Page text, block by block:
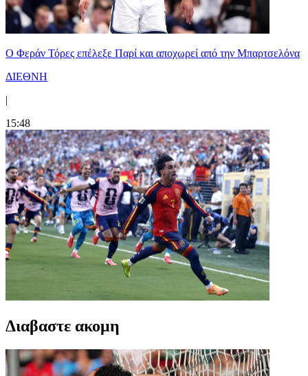
Ο Φεράν Τόρες επέλεξε Παρί και αποχωρεί από την Μπαρτσελόνα
ΔΙΕΘΝΗ
|
15:48
Διαβαστε ακομη